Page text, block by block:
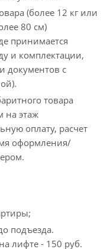
(более 12 кг или
80 см)
принимается
и комплектации,
документов с
товара
на этаж
оплату, расчет
оформления/
подъезда.
лифте - 150 руб.